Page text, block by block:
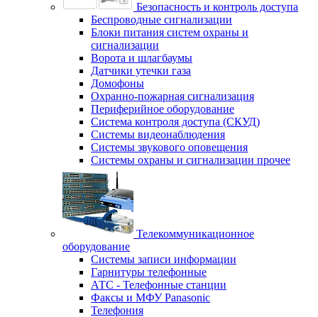
Безопасность и контроль доступа
Беспроводные сигнализации
Блоки питания систем охраны и
сигнализации
Ворота и шлагбаумы
Датчики утечки газа
Домофоны
Охранно-пожарная сигнализация
Периферийное оборудование
Система контроля доступа (СКУД)
Системы видеонаблюдения
Системы звукового оповещения
Системы охраны и сигнализации прочее
Телекоммуникационное
оборудование
Системы записи информации
Гарнитуры телефонные
АТС - Телефонные станции
Факсы и МФУ Panasonic
Телефония